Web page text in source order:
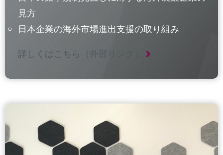
見方
日本企業の海外市場進出支援の取り組み
詳しくはこちら（外部リンク） (新しいウィンドウ
(新しいウィンドウ